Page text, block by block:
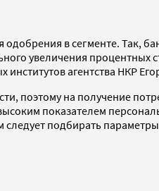
в сегменте. Так,
увеличения процентных
агентства НКР
поэтому на получение
показателем
подбирать